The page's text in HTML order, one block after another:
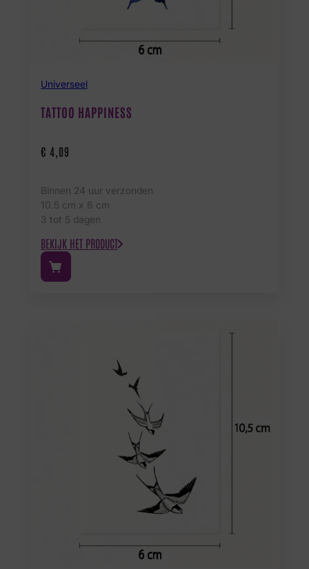
Universeel
TATTOO HAPPINESS
€ 4,09
Binnen 24 uur verzonden
10.5 cm x 6 cm
3 tot 5 dagen
BEKIJK HET PRODUCT